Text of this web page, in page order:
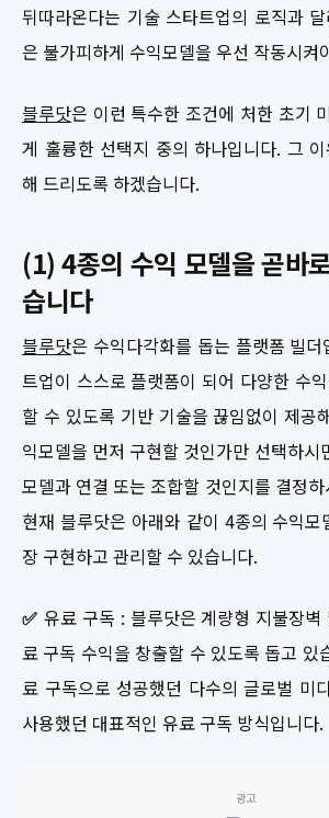
뒤따라온다는 기술 스타트업의 로직과
은 불가피하게 수익모델을 우선 작동시켜
블루닷은 이런 특수한 조건에 처한 초기
게 훌륭한 선택지 중의 하나입니다. 그
해 드리도록 하겠습니다.
(1) 4종의 수익 모델을 곧바
습니다
블루닷은 수익다각화를 돕는 플랫폼 빌
트업이 스스로 플랫폼이 되어 다양한 수
할 수 있도록 기반 기술을 끊임없이 제공
익모델을 먼저 구현할 것인가만 선택하시
모델과 연결 또는 조합할 것인지를 결정
현재 블루닷은 아래와 같이 4종의 수익
장 구현하고 관리할 수 있습니다.
✅ 유료 구독 : 블루닷은 계량형 지불장
료 구독 수익을 창출할 수 있도록 돕고 있
료 구독으로 성공했던 다수의 글로벌 미
사용했던 대표적인 유료 구독 방식입니다.
광고